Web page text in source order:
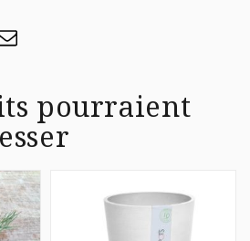
pourraient